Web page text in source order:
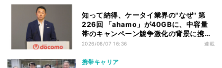
知って納得、ケータイ業界の"なぜ" 第
226回 「ahamo」が40GBに、中容量
帯のキャンペーン競争激化の背景に携帯
各社の“迷い”あり
2026/08/07 16:36 連載
携帯キャリア